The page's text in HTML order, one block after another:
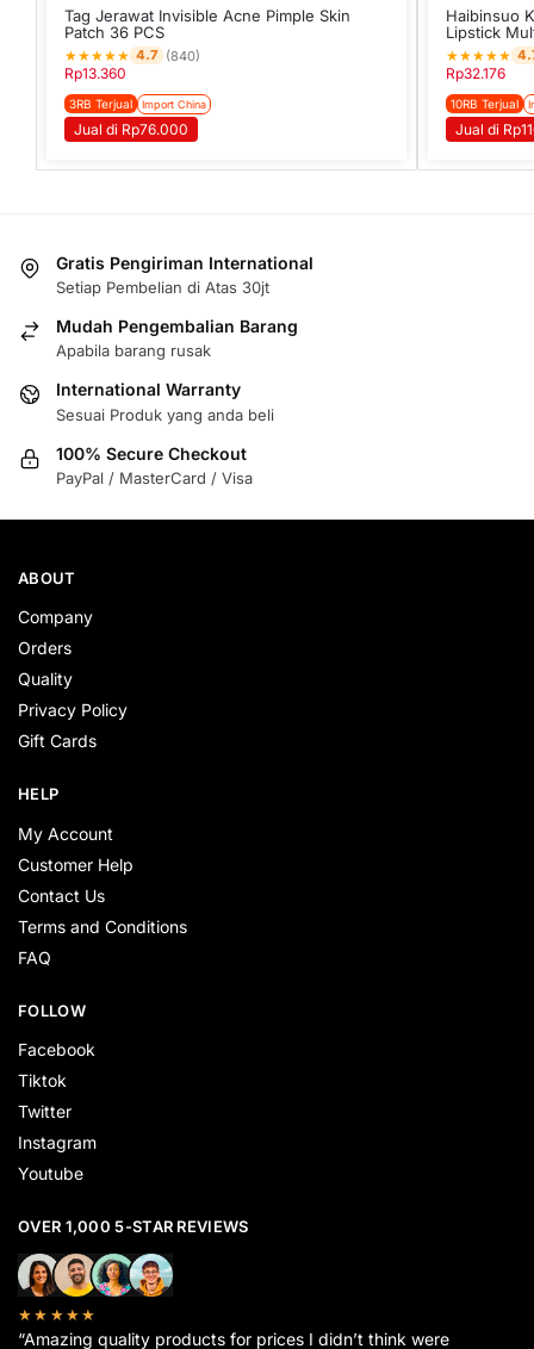
Tag Jerawat Invisible Acne Pimple Skin
Patch 36 PCS
★★★★★ 4.7 (840)
Rp13.360
3RB Terjual Import China
Jual di Rp76.000
Haibinsuo
Lipstick
★★★★★
Rp32.176
10RB Terjual
Jual di
Gratis Pengiriman International
Setiap Pembelian di Atas 30jt
Mudah Pengembalian Barang
Apabila barang rusak
International Warranty
Sesuai Produk yang anda beli
100% Secure Checkout
PayPal / MasterCard / Visa
ABOUT
Company
Orders
Quality
Privacy Policy
Gift Cards
HELP
My Account
Customer Help
Contact Us
Terms and Conditions
FAQ
FOLLOW
Facebook
Tiktok
Twitter
Instagram
Youtube
OVER 1,000 5-STAR REVIEWS
★★★★★
“Amazing quality products for prices I didn’t think were